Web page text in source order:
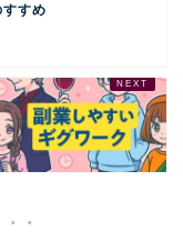
すめ